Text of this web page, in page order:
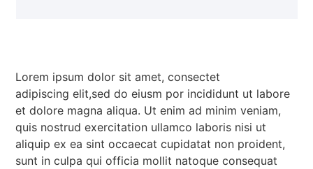
Lorem ipsum dolor sit amet, consectet
adipiscing elit,sed do eiusm por incididunt ut labore
et dolore magna aliqua. Ut enim ad minim veniam,
quis nostrud exercitation ullamco laboris nisi ut
aliquip ex ea sint occaecat cupidatat non proident,
sunt in culpa qui officia mollit natoque consequat